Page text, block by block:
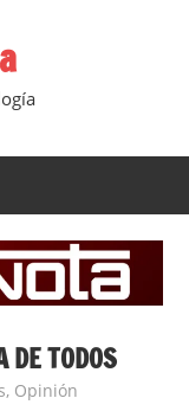
DE TODOS
, Opinión